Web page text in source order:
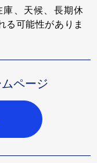
庫、天候、長期休
る可能性がありま
ページ